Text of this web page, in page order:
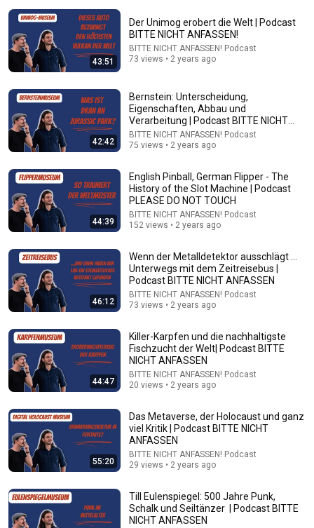
Road to EFX: Boosting Tech Champions – Start-up
Support - EPP Inline – Road to EFX
konradinindustrie
26:00
James Talarico SLAMS Ken Paxton's Corruption LIVE
ON AIR
James Talarico
43:51
Der Unimog erobert die Welt | Podcast
BITTE NICHT ANFASSEN!
BITTE NICHT ANFASSEN! Podcast
73 views • 2 years ago
42:42
Bernstein: Unterscheidung,
Eigenschaften, Abbau und
Verarbeitung | Podcast BITTE NICHT
ANFASSEN!
BITTE NICHT ANFASSEN! Podcast
75 views • 2 years ago
44:39
English Pinball, German Flipper - The
History of the Slot Machine | Podcast
PLEASE DO NOT TOUCH
BITTE NICHT ANFASSEN! Podcast
152 views • 2 years ago
46:12
Wenn der Metalldetektor ausschlägt …
Unterwegs mit dem Zeitreisebus |
Podcast BITTE NICHT ANFASSEN
BITTE NICHT ANFASSEN! Podcast
73 views • 2 years ago
44:47
Killer-Karpfen und die nachhaltigste
Fischzucht der Welt| Podcast BITTE
NICHT ANFASSEN
BITTE NICHT ANFASSEN! Podcast
20 views • 2 years ago
55:20
Das Metaverse, der Holocaust und ganz
viel Kritik | Podcast BITTE NICHT
ANFASSEN
BITTE NICHT ANFASSEN! Podcast
29 views • 2 years ago
Till Eulenspiegel: 500 Jahre Punk,
Schalk und Seiltänzer | Podcast BITTE
NICHT ANFASSEN